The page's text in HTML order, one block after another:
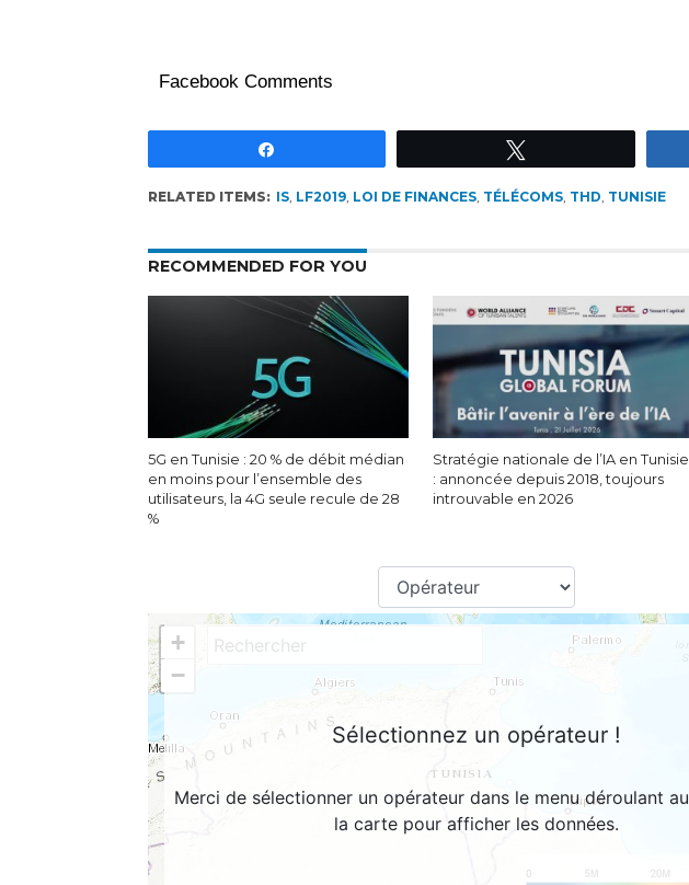
Facebook Comments
RELATED ITEMS: IS, LF2019, LOI DE FINANCES, TÉLÉCOMS, THD, TUNISIE
RECOMMENDED FOR YOU
5G en Tunisie : 20 % de débit médian
en moins pour l’ensemble des
utilisateurs, la 4G seule recule de 28
%
Stratégie nationale de l’IA en Tunisie
: annoncée depuis 2018, toujours
introuvable en 2026